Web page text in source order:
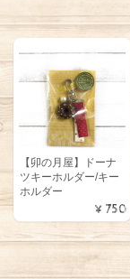
【卯の月屋】ドーナ
ツキーホルダー/キー
ホルダー
¥750